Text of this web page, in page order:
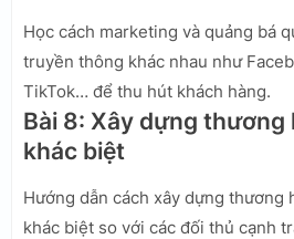
Học cách marketing và quảng bá
truyền thông khác nhau như
TikTok… để thu hút khách hàng.
Bài 8: Xây dựng thương
khác biệt
Hướng dẫn cách xây dựng thương
khác biệt so với các đối thủ cạnh